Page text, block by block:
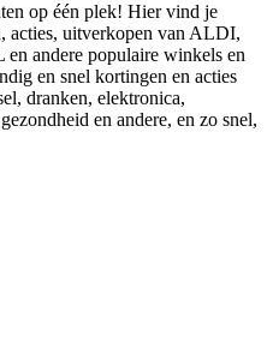
op één plek! Hier vind je
acties, uitverkopen van ALDI,
andere populaire winkels en
en snel kortingen en acties
dranken, elektronica,
en andere, en zo snel,